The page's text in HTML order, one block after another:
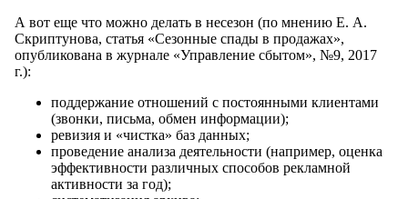
А вот еще что можно делать в несезон (по мнению Е. А.
Скриптунова, статья «Сезонные спады в продажах»,
опубликована в журнале «Управление сбытом», №9, 2017
г.):
поддержание отношений с постоянными клиентами
(звонки, письма, обмен информации);
ревизия и «чистка» баз данных;
проведение анализа деятельности (например, оценка
эффективности различных способов рекламной
активности за год);